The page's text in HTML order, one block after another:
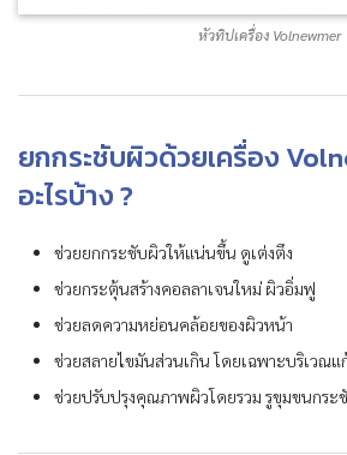
หัวทิปเครื่อง Volnewmer
ยกกระชับผิวด้วยเครื่อง
อะไรบ้าง ?
ช่วยยกกระชับผิวให้แน่นขึ้น ดูเต่งตึง
ช่วยกระตุ้นสร้างคอลลาเจนใหม่ ผิวอิ่มฟู
ช่วยลดความหย่อนคล้อยของผิวหน้า
ช่วยสลายไขมันส่วนเกิน โดยเฉพาะบริเวณแ
ช่วยปรับปรุงคุณภาพผิวโดยรวม รูขุมขนกระ